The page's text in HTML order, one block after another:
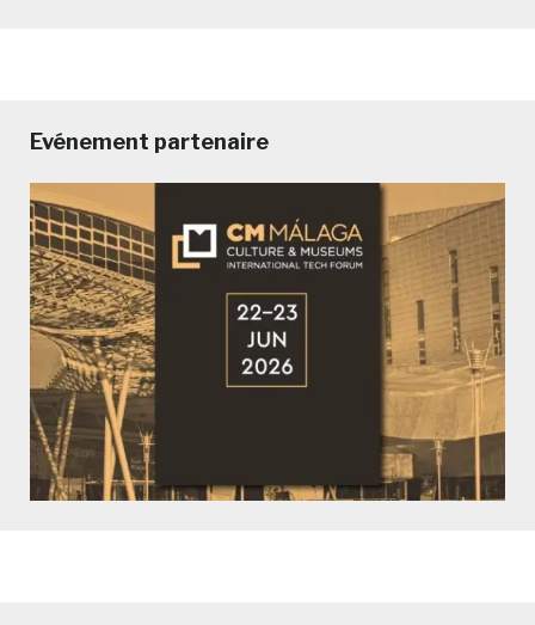
Evénement partenaire